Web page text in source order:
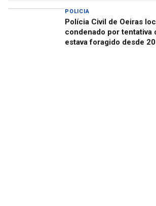
POLICIA
Polícia Civil de Oeiras
condenado por tentativa
estava foragido desde